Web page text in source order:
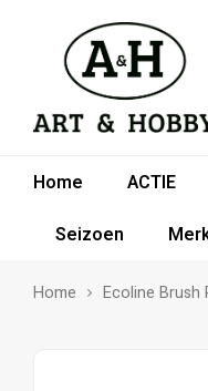
Home ACTIE
Seizoen
Home Ecoline Brush